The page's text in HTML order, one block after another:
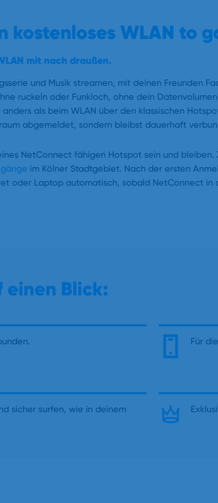
kostenloses WLAN to
mit nach draußen.
und Musik streamen, mit deinen Freunden
ruckeln oder Funkloch, ohne dein
als beim WLAN über den klassischen
abgemeldet, sondern bleibst dauerhaft
NetConnect fähigen Hotspot sein und bleiben.
im Kölner Stadtgebiet. Nach der ersten
oder Laptop automatisch, sobald NetConnect in
einen Blick:
Für
sicher surfen, wie in deinem